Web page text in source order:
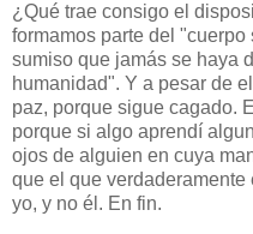
¿Qué trae consigo el
formamos parte del
sumiso que jamás se haya
humanidad". Y a pesar de
paz, porque sigue cagado.
porque si algo aprendí
ojos de alguien en cuya
que el que
yo, y no él. En fin.